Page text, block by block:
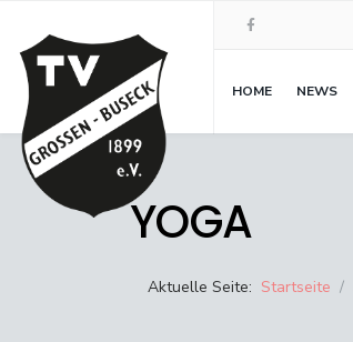
HOME NEWS
YOGA
Aktuelle Seite: Startseite